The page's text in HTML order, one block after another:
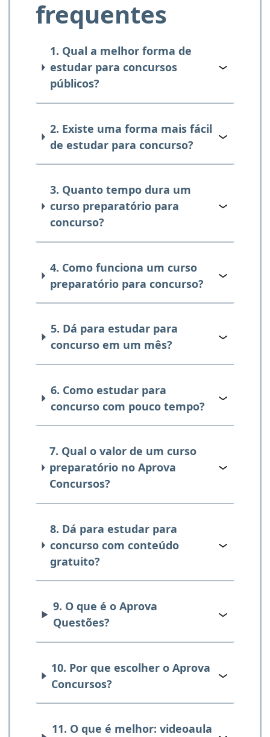
frequentes
1. Qual a melhor forma de
estudar para concursos
públicos?
2. Existe uma forma mais fácil
de estudar para concurso?
3. Quanto tempo dura um
curso preparatório para
concurso?
4. Como funciona um curso
preparatório para concurso?
5. Dá para estudar para
concurso em um mês?
6. Como estudar para
concurso com pouco tempo?
7. Qual o valor de um curso
preparatório no Aprova
Concursos?
8. Dá para estudar para
concurso com conteúdo
gratuito?
9. O que é o Aprova
Questões?
10. Por que escolher o Aprova
Concursos?
11. O que é melhor: videoaula